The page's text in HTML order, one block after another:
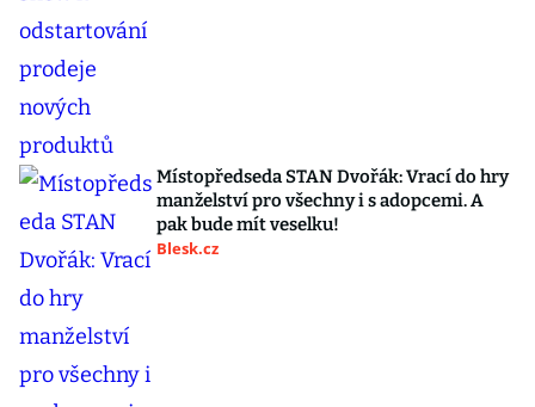
Místopředseda STAN Dvořák: Vrací do hry
manželství pro všechny i s adopcemi. A
pak bude mít veselku!
Blesk.cz